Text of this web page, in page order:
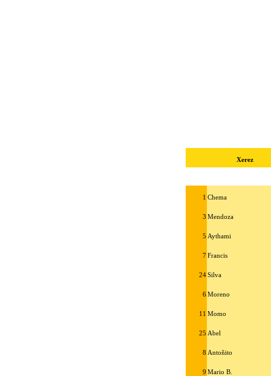
Xerez
1 Chema
3 Mendoza
5 Aythami
7Francis
24Silva
6Moreno
11 Momo
25 Abel
8 Antoñito
9 Mario B.